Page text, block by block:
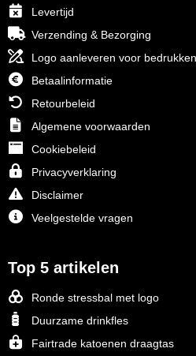
Levertijd
Verzending & Bezorging
Logo aanleveren voor bedrukken
Betaalinformatie
Retourbeleid
Algemene voorwaarden
Cookiebeleid
Privacyverklaring
Disclaimer
Veelgestelde vragen
Top 5 artikelen
Ronde stressbal met logo
Duurzame drinkfles
Fairtrade katoenen draagtas